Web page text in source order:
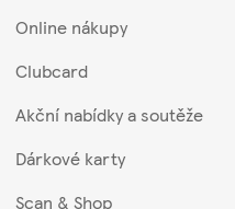
Online nákupy
Clubcard
Akční nabídky a soutěže
Dárkové karty
Scan & Shop